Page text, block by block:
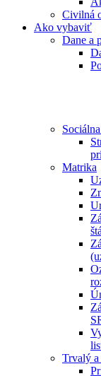
Civilná
Ako vybaviť
Dane a
Matrika
Trvalý